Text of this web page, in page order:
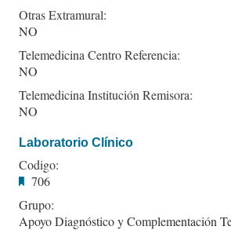
Otras Extramural:
NO
Telemedicina Centro Referencia:
NO
Telemedicina Institución Remisora:
NO
Laboratorio Clínico
Codigo:
706
Grupo:
Apoyo Diagnóstico y Complementación